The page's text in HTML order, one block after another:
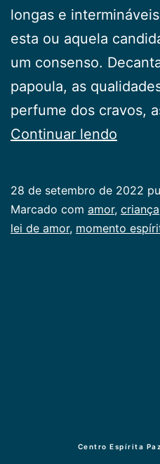
longas e
esta ou aquela
um consenso.
papoula, as
perfume dos cravos,
Continuar lendo
28 de setembro de 2022
Categorizado
como
Marcado com amor, criança
lei de amor, momento
Centro Espírita